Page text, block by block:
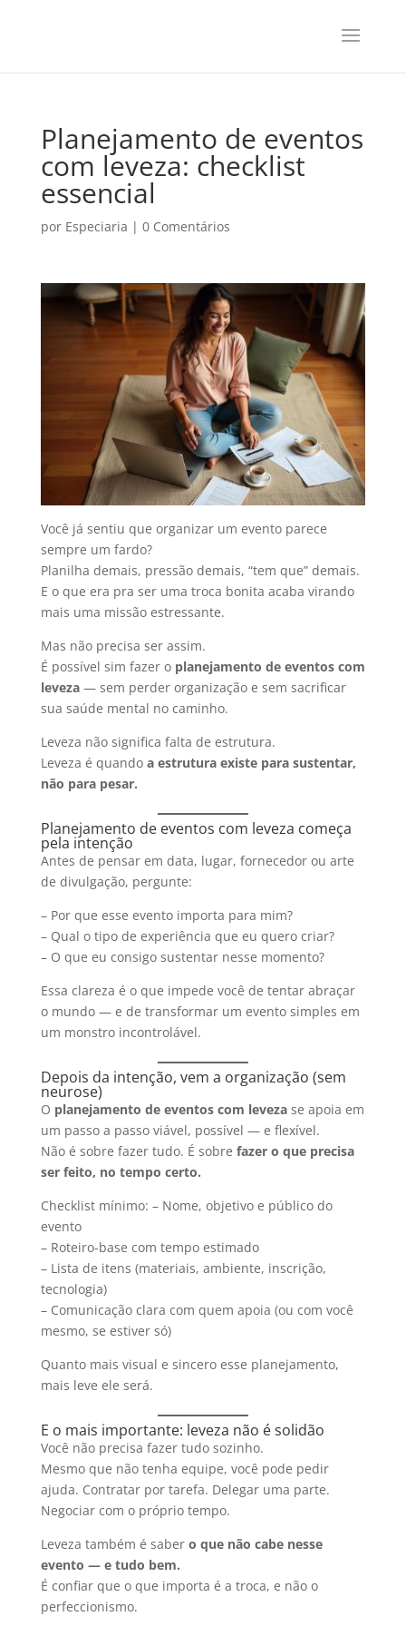
Planejamento de eventos
com leveza: checklist
essencial
por Especiaria | 0 Comentários
Você já sentiu que organizar um evento parece
sempre um fardo?
Planilha demais, pressão demais, “tem que” demais.
E o que era pra ser uma troca bonita acaba virando
mais uma missão estressante.
Mas não precisa ser assim.
É possível sim fazer o planejamento de eventos com
leveza— sem perder organização e sem sacrificar
sua saúde mental no caminho.
Leveza não significa falta de estrutura.
Leveza é quando a estrutura existe para sustentar,
não para pesar.
Planejamento de eventos com leveza começa
pela intenção
Antes de pensar em data, lugar, fornecedor ou arte
de divulgação, pergunte:
– Por que esse evento importa para mim?
– Qual o tipo de experiência que eu quero criar?
– O que eu consigo sustentar nesse momento?
Essa clareza é o que impede você de tentar abraçar
o mundo — e de transformar um evento simples em
um monstro incontrolável.
Depois da intenção, vem a organização (sem
neurose)
O planejamento de eventos com levezase apoia em
um passo a passo viável, possível — e flexível.
Não é sobre fazer tudo. É sobre fazer o que precisa
ser feito, no tempo certo.
Checklist mínimo: – Nome, objetivo e público do
evento
– Roteiro-base com tempo estimado
– Lista de itens (materiais, ambiente, inscrição,
tecnologia)
– Comunicação clara com quem apoia (ou com você
mesmo, se estiver só)
Quanto mais visual e sincero esse planejamento,
mais leve ele será.
E o mais importante: leveza não é solidão
Você não precisa fazer tudo sozinho.
Mesmo que não tenha equipe, você pode pedir
ajuda. Contratar por tarefa. Delegar uma parte.
Negociar com o próprio tempo.
Leveza também é saber o que não cabe nesse
evento — e tudo bem.
É confiar que o que importa é a troca, e não o
perfeccionismo.